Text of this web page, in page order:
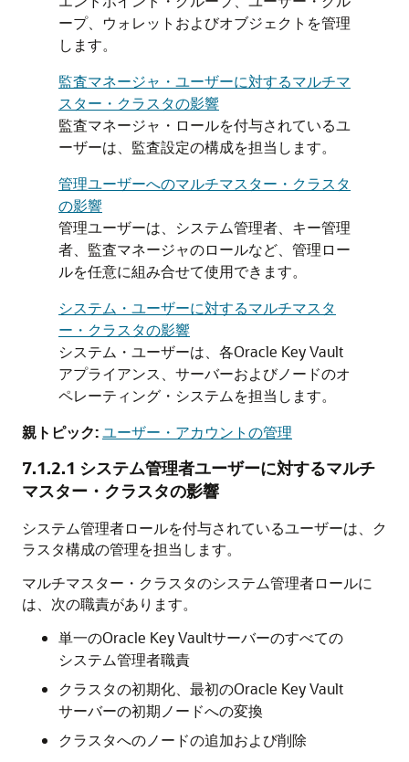
ープ、ウォレットおよびオブジェクトを管理
します。
監査マネージャ・ユーザーに対するマルチマ
スター・クラスタの影響
監査マネージャ・ロールを付与されているユ
ーザーは、監査設定の構成を担当します。
管理ユーザーへのマルチマスター・クラスタ
の影響
管理ユーザーは、システム管理者、キー管理
者、監査マネージャのロールなど、管理ロー
ルを任意に組み合せて使用できます。
システム・ユーザーに対するマルチマスタ
ー・クラスタの影響
システム・ユーザーは、各Oracle Key Vault
アプライアンス、サーバーおよびノードのオ
ペレーティング・システムを担当します。
親トピック:ユーザー・アカウントの管理
7.1.2.1 システム管理者ユーザーに対するマルチ
マスター・クラスタの影響
システム管理者ロールを付与されているユーザーは、ク
ラスタ構成の管理を担当します。
マルチマスター・クラスタのシステム管理者ロールに
は、次の職責があります。
単一のOracle Key Vaultサーバーのすべての
システム管理者職責
クラスタの初期化、最初のOracle Key Vault
サーバーの初期ノードへの変換
クラスタへのノードの追加および削除